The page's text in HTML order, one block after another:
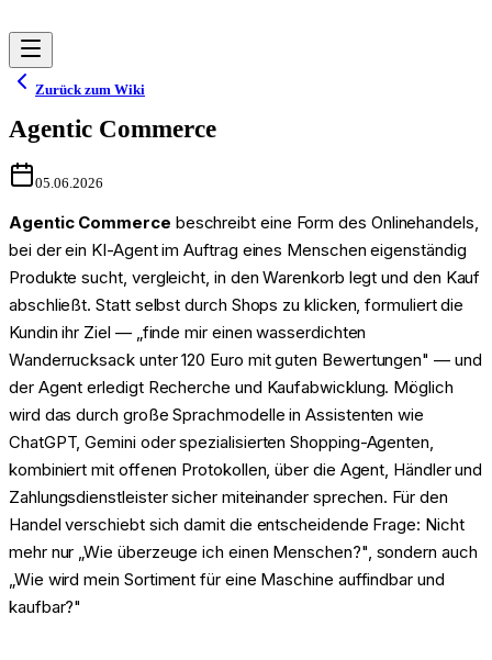
Zurück zum Wiki
Agentic Commerce
05.06.2026
Agentic Commerce beschreibt eine Form des Onlinehandels,
bei der ein KI-Agent im Auftrag eines Menschen eigenständig
Produkte sucht, vergleicht, in den Warenkorb legt und den Kauf
abschließt. Statt selbst durch Shops zu klicken, formuliert die
Kundin ihr Ziel — „finde mir einen wasserdichten
Wanderrucksack unter 120 Euro mit guten Bewertungen" — und
der Agent erledigt Recherche und Kaufabwicklung. Möglich
wird das durch große Sprachmodelle in Assistenten wie
ChatGPT, Gemini oder spezialisierten Shopping-Agenten,
kombiniert mit offenen Protokollen, über die Agent, Händler und
Zahlungsdienstleister sicher miteinander sprechen. Für den
Handel verschiebt sich damit die entscheidende Frage: Nicht
mehr nur „Wie überzeuge ich einen Menschen?", sondern auch
„Wie wird mein Sortiment für eine Maschine auffindbar und
kaufbar?"